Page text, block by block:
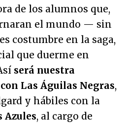
de los alumnos que,
el mundo — sin
costumbre en la saga,
que duerme en
será nuestra
Las Águilas Negras,
y hábiles con la
Azules, al cargo de